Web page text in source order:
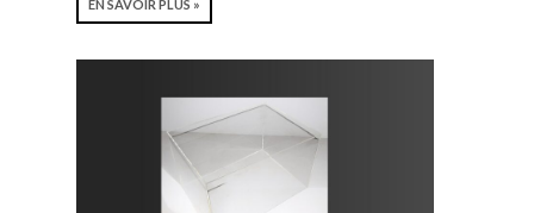
EN SAVOIR PLUS »